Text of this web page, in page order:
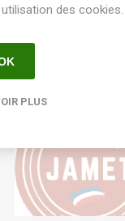
des cookies.
PLUS